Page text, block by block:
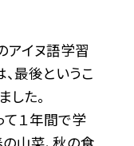
アイヌ語学習
、最後というこ
た。
て１年間で学